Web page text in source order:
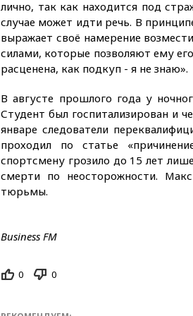
лично, так как находится под
случае может идти речь. В
выражает своё намерение
силами, которые позволяют ему
расценена, как подкуп - я не знаю».
В августе прошлого года у
Студент был госпитализирован и
январе следователи
проходил по статье
спортсмену грозило до 15 лет
смерти по неосторожности.
тюрьмы.
Business FM
0 0